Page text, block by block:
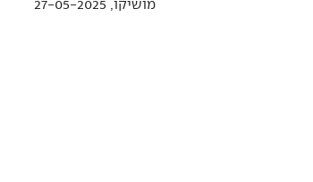
מושיקו, 27-05-2025